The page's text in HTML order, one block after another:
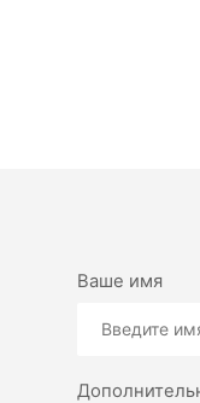
Ваше имя